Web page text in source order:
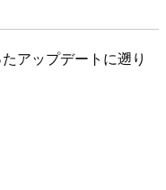
アップデートに遡り